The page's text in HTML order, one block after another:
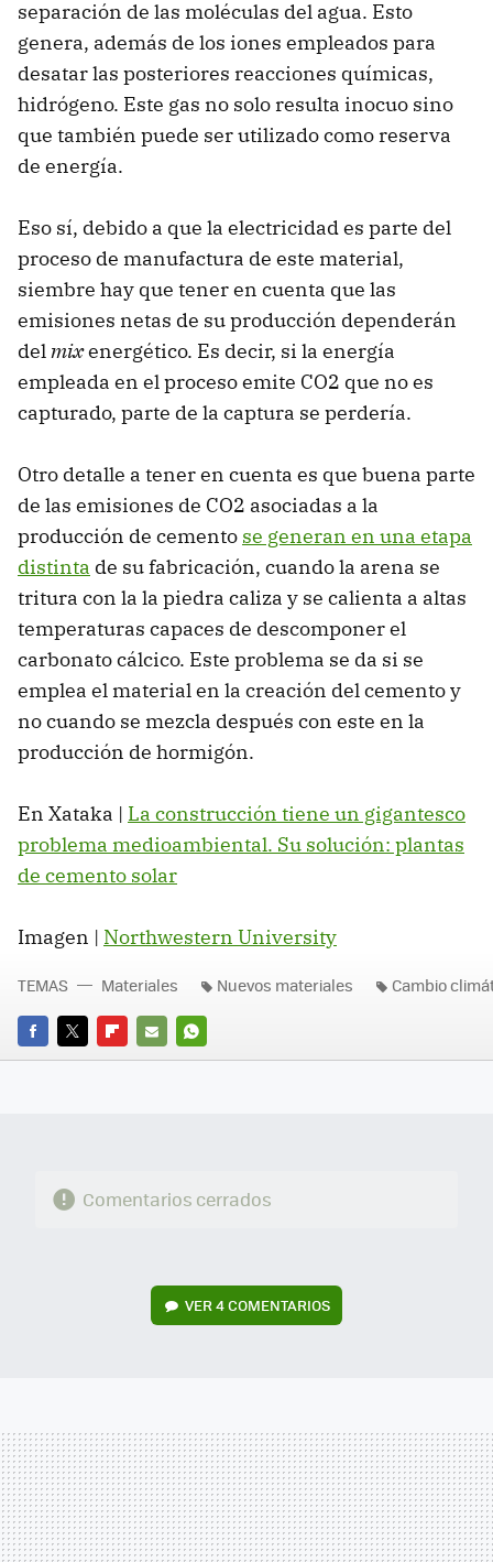
separación de las moléculas del agua. Esto
genera, además de los iones empleados para
desatar las posteriores reacciones químicas,
hidrógeno. Este gas no solo resulta inocuo sino
que también puede ser utilizado como reserva
de energía.
Eso sí, debido a que la electricidad es parte del
proceso de manufactura de este material,
siembre hay que tener en cuenta que las
emisiones netas de su producción dependerán
delmixenergético. Es decir, si la energía
empleada en el proceso emite CO2 que no es
capturado, parte de la captura se perdería.
Otro detalle a tener en cuenta es que buena parte
de las emisiones de CO2 asociadas a la
producción de cemento se generan en una etapa
distinta de su fabricación, cuando la arena se
tritura con la la piedra caliza y se calienta a altas
temperaturas capaces de descomponer el
carbonato cálcico. Este problema se da si se
emplea el material en la creación del cemento y
no cuando se mezcla después con este en la
producción de hormigón.
En Xataka | La construcción tiene un gigantesco
problema medioambiental. Su solución: plantas
de cemento solar
Imagen | Northwestern University
FACEBOOK
TWITTERFLIPBOARD
E-
WHATSAPP
TEMAS Materiales Nuevos materiales Cambio
Comentarios cerrados
VER4 COMENTARIOS